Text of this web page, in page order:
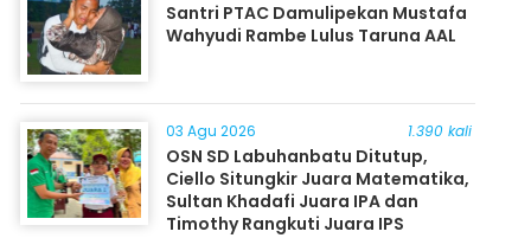
Santri PTAC Damulipekan Mustafa
Wahyudi Rambe Lulus Taruna AAL
03 Agu 2026 1.390 kali
OSN SD Labuhanbatu Ditutup,
Ciello Situngkir Juara Matematika,
Sultan Khadafi Juara IPA dan
Timothy Rangkuti Juara IPS